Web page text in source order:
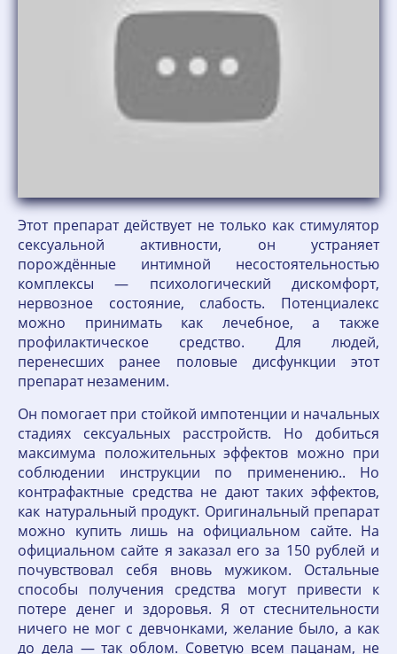
Этот препарат действует не только как стимулятор
сексуальной активности, он устраняет
порождённые интимной несостоятельностью
комплексы — психологический дискомфорт,
нервозное состояние, слабость. Потенциалекс
можно принимать как лечебное, а также
профилактическое средство. Для людей,
перенесших ранее половые дисфункции этот
препарат незаменим.
Он помогает при стойкой импотенции и начальных
стадиях сексуальных расстройств. Но добиться
максимума положительных эффектов можно при
соблюдении инструкции по применению.. Но
контрафактные средства не дают таких эффектов,
как натуральный продукт. Оригинальный препарат
можно купить лишь на официальном сайте. На
официальном сайте я заказал его за 150 рублей и
почувствовал себя вновь мужиком. Остальные
способы получения средства могут привести к
потере денег и здоровья. Я от стеснительности
ничего не мог с девчонками, желание было, а как
до дела — так облом. Советую всем пацанам, не